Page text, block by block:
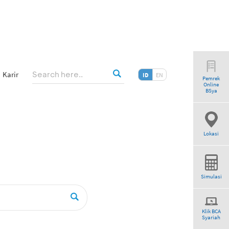
Karir ID EN
Pemrek
Online
BSya
Lokasi
Simulasi
Klik BCA
Syariah